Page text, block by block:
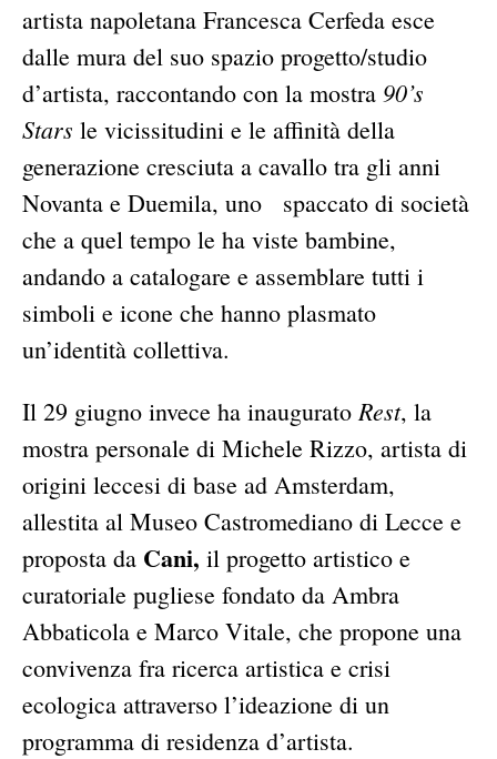
artista napoletana Francesca Cerfeda esce
dalle mura del suo spazio progetto/studio
d’artista, raccontando con la mostra 90’s
Stars le vicissitudini e le affinità della
generazione cresciuta a cavallo tra gli anni
Novanta e Duemila, uno spaccato di società
che a quel tempo le ha viste bambine,
andando a catalogare e assemblare tutti i
simboli e icone che hanno plasmato
un’identità collettiva.
Il 29 giugno invece ha inaugurato Rest, la
mostra personale di Michele Rizzo, artista di
origini leccesi di base ad Amsterdam,
allestita al Museo Castromediano di Lecce e
proposta da Cani, il progetto artistico e
curatoriale pugliese fondato da Ambra
Abbaticola e Marco Vitale, che propone una
convivenza fra ricerca artistica e crisi
ecologica attraverso l’ideazione di un
programma di residenza d’artista.